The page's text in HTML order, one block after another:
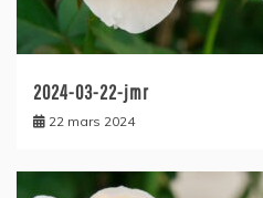
2024-03-22-jmr
22 mars 2024